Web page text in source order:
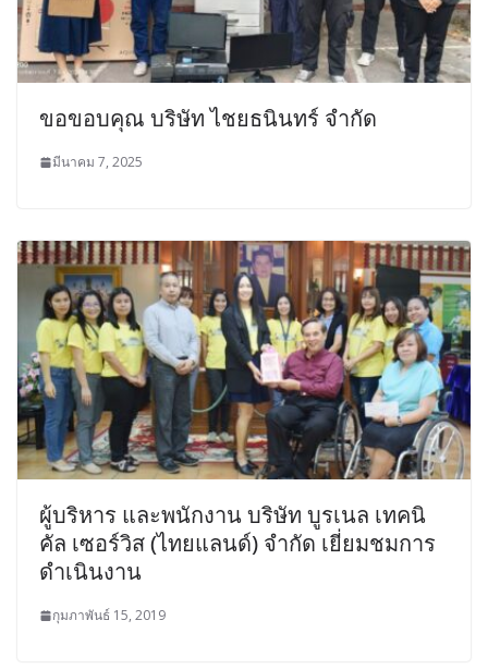
ขอขอบคุณ บริษัท ไชยธนินทร์ จำกัด
มีนาคม 7, 2025
ผู้บริหาร และพนักงาน บริษัท บูรเนล เทคนิ
คัล เซอร์วิส (ไทยแลนด์) จำกัด เยี่ยมชมการ
ดำเนินงาน
กุมภาพันธ์ 15, 2019